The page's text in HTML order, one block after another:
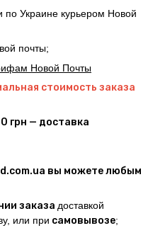
по Украине курьером Новой
почты;
Новой Почты
стоимость заказа
грн — доставка
вы можете любым
заказа доставкой
или при самовывозе;